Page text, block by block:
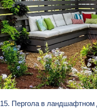
15. Пергола в ландшафтном